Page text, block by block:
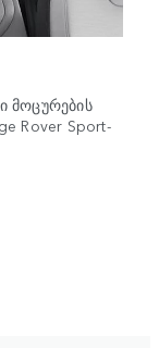
მოცურების
Rover Sport-